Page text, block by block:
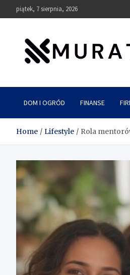
to
piątek, 7 sierpnia, 2026
muratorek.pl
DOM I OGRÓD FINANSE
Home Lifestyle Rola